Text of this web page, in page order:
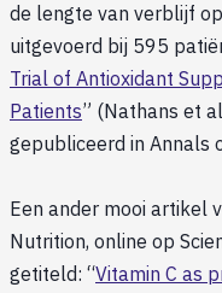
de lengte van verblijf
uitgevoerd bij 595
Trial of Antioxidant
Patients” (Nathans et
gepubliceerd in Annals
Een ander mooi artikel
Nutrition, online op
getiteld: “Vitamin C as